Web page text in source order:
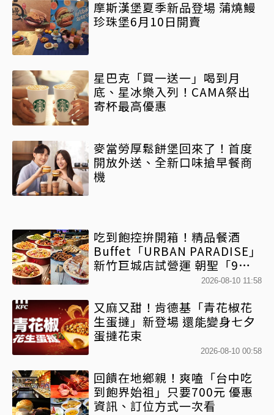
摩斯漢堡夏季新品登場 蒲燒鰻
珍珠堡6月10日開賣
星巴克「買一送一」喝到月
底、星冰樂入列！CAMA祭出
寄杯最高優惠
麥當勞厚鬆餅堡回來了！首度
開放外送、全新口味搶早餐商
機
吃到飽控拚開箱！精品餐酒
Buffet「URBAN PARADISE」
新竹巨城店試營運 朝聖「9大
2026-08-10 11:58
又麻又甜！肯德基「青花椒花
生蛋撻」新登場 還能變身七夕
蛋撻花束
2026-08-10 00:58
回饋在地鄉親！爽嗑「台中吃
到飽界始祖」只要700元 優惠
資訊、訂位方式一次看